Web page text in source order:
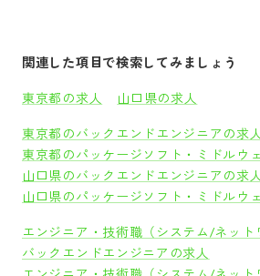
関連した項目で検索してみましょう
東京都の求人 山口県の求人
東京都のバックエンドエンジニアの求人
東京都のパッケージソフト・ミドルウ
山口県のバックエンドエンジニアの求人
山口県のパッケージソフト・ミドルウ
エンジニア・技術職（システム/ネット
バックエンドエンジニアの求人